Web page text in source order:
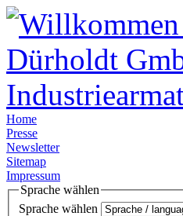
Home
Presse
Newsletter
Sitemap
Impressum
Sprache wählen
Sprache wählen